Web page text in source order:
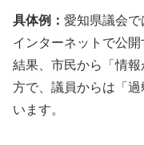
具体例： 愛知県議会
インターネットで公
結果、市民から「情
方で、議員からは「
います。